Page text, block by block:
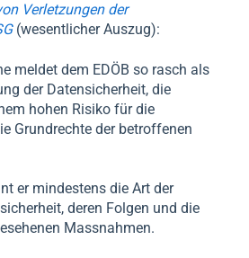
Verletzungen der
(wesentlicher Auszug):
meldet dem EDÖB so rasch als
der Datensicherheit, die
hohen Risiko für die
Grundrechte der betroffenen
er mindestens die Art der
deren Folgen und die
Massnahmen.